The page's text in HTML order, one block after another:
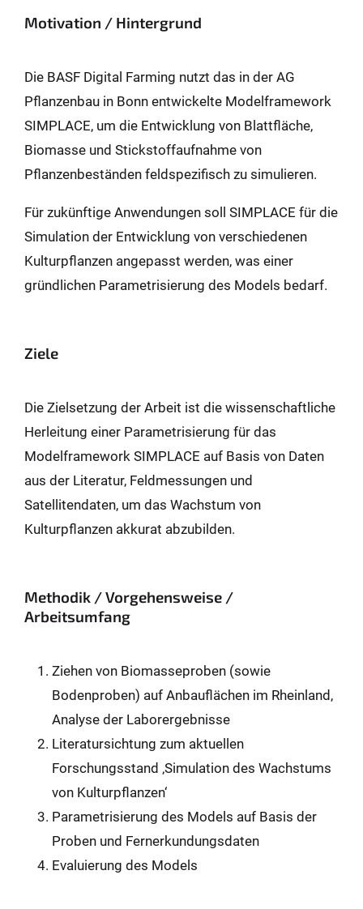
Motivation / Hintergrund
Die BASF Digital Farming nutzt das in der AG
Pflanzenbau in Bonn entwickelte Modelframework
SIMPLACE, um die Entwicklung von Blattfläche,
Biomasse und Stickstoffaufnahme von
Pflanzenbeständen feldspezifisch zu simulieren.
Für zukünftige Anwendungen soll SIMPLACE für die
Simulation der Entwicklung von verschiedenen
Kulturpflanzen angepasst werden, was einer
gründlichen Parametrisierung des Models bedarf.
Ziele
Die Zielsetzung der Arbeit ist die wissenschaftliche
Herleitung einer Parametrisierung für das
Modelframework SIMPLACE auf Basis von Daten
aus der Literatur, Feldmessungen und
Satellitendaten, um das Wachstum von
Kulturpflanzen akkurat abzubilden.
Methodik / Vorgehensweise /
Arbeitsumfang
Ziehen von Biomasseproben (sowie
Bodenproben) auf Anbauflächen im Rheinland,
Analyse der Laborergebnisse
Literatursichtung zum aktuellen
Forschungsstand ‚Simulation des Wachstums
von Kulturpflanzen‘
Parametrisierung des Models auf Basis der
Proben und Fernerkundungsdaten
Evaluierung des Models